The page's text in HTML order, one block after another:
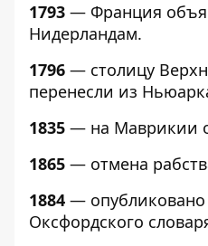
1793 — Франция
Нидерландам.
1796 — столицу
перенесли из
1835 — на Маврикии
1865 — отмена
1884 —
Оксфордского